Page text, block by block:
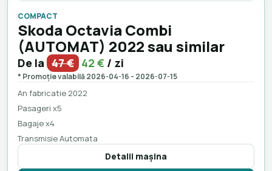
COMPACT
Skoda Octavia Combi
(AUTOMAT) 2022 sau similar
De la 47 € 42 € / zi
* Promoție valabilă 2026-04-16 - 2026-07-15
An fabricatie 2022
Pasageri x5
Bagaje x4
Transmisie Automata
Detalii maşina